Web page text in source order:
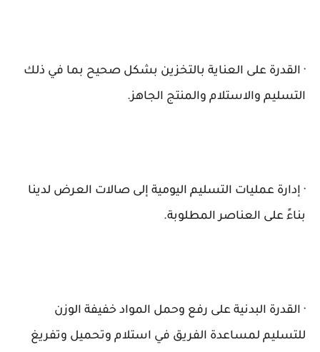
· القدرة على العناية بالتخزين بشكل صحيح بما في ذلك
التسليم والاستلام والمنتج الجاهز.
· إدارة عمليات التسليم اليومية إلى صالات العرض لدينا
بناءً على العناصر المطلوبة.
· القدرة البدنية على رفع وحمل المواد خفيفة الوزن
للتسليم لمساعدة الفريق في استلام وتحميل وتفريغ